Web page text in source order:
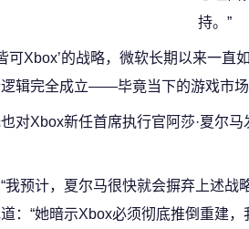
持。”
可Xbox’的战略，微软长期以来一
辑完全成立——毕竟当下的游戏市场
对Xbox新任首席执行官阿莎·夏尔
我预计，夏尔马很快就会摒弃上述战
：“她暗示Xbox必须彻底推倒重建